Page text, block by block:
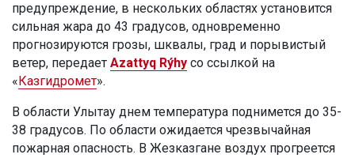
предупреждение, в нескольких областях установится
сильная жара до 43 градусов, одновременно
прогнозируются грозы, шквалы, град и порывистый
ветер, передает Azattyq Rýhy со ссылкой на
«Казгидромет».
В области Улытау днем температура поднимется до 35-
38 градусов. По области ожидается чрезвычайная
пожарная опасность. В Жезказгане воздух прогреется